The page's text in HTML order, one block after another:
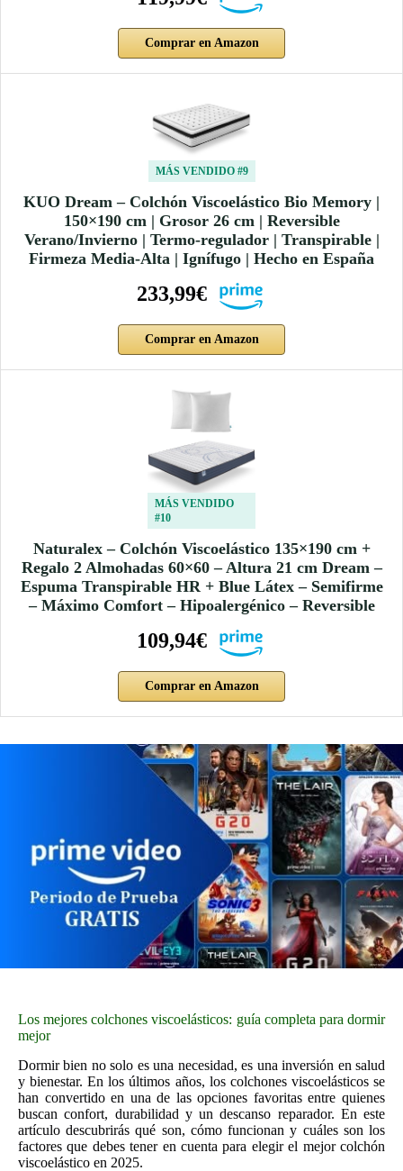
Comprar en Amazon
MÁS VENDIDO #9
KUO Dream – Colchón Viscoelástico Bio Memory |
150×190 cm | Grosor 26 cm | Reversible
Verano/Invierno | Termo-regulador | Transpirable |
Firmeza Media-Alta | Ignífugo | Hecho en España
233,99€
Comprar en Amazon
MÁS VENDIDO
#10
Naturalex – Colchón Viscoelástico 135×190 cm +
Regalo 2 Almohadas 60×60 – Altura 21 cm Dream –
Espuma Transpirable HR + Blue Látex – Semifirme
– Máximo Comfort – Hipoalergénico – Reversible
109,94€
Comprar en Amazon
Los mejores colchones viscoelásticos: guía completa para dormir
mejor
Dormir bien no solo es una necesidad, es una inversión en salud
y bienestar. En los últimos años, los colchones viscoelásticos se
han convertido en una de las opciones favoritas entre quienes
buscan confort, durabilidad y un descanso reparador. En este
artículo descubrirás qué son, cómo funcionan y cuáles son los
factores que debes tener en cuenta para elegir el mejor colchón
viscoelástico en 2025.